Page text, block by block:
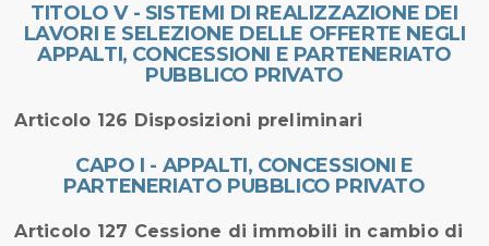
TITOLO V - SISTEMI DI REALIZZAZIONE DEI
LAVORI E SELEZIONE DELLE OFFERTE NEGLI
APPALTI, CONCESSIONI E PARTENERIATO
PUBBLICO PRIVATO
Articolo 126 Disposizioni preliminari
CAPO I - APPALTI, CONCESSIONI E
PARTENERIATO PUBBLICO PRIVATO
Articolo 127 Cessione di immobili in cambio di